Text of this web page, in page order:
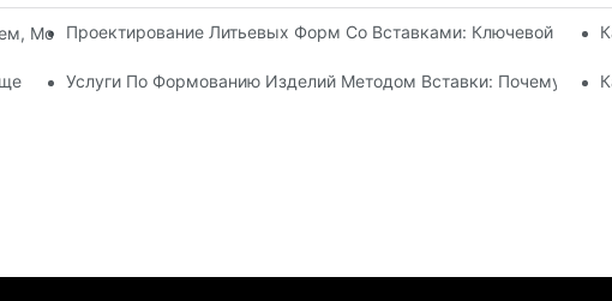
Могут Справиться Со Сложными Требованиями К Проектированию
Проектирование Литьевых Форм Со Вставками: Ключевой
Литьем Под Давлением
Услуги По Формованию Изделий Методом Вставки: Почему Это